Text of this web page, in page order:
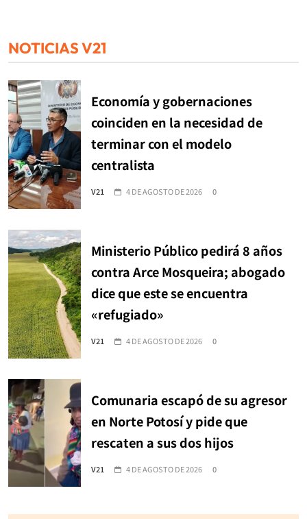
NOTICIAS V21
Economía y gobernaciones
coinciden en la necesidad de
terminar con el modelo
centralista
V21 4 DE AGOSTO DE 2026 0
Ministerio Público pedirá 8 años
contra Arce Mosqueira; abogado
dice que este se encuentra
«refugiado»
V21 4 DE AGOSTO DE 2026 0
Comunaria escapó de su agresor
en Norte Potosí y pide que
rescaten a sus dos hijos
V21 4 DE AGOSTO DE 2026 0